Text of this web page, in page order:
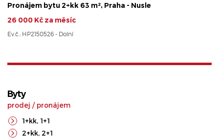
Pronájem bytu 2+kk 63 m², Praha - Nusle
26 000 Kč za měsíc
Ev.č.: HP2150526 - Dolní
Byty
prodej / pronájem
1+kk, 1+1
2+kk, 2+1